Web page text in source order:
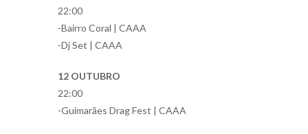
22:00
-Bairro Coral | CAAA
-Dj Set | CAAA
12 OUTUBRO
22:00
-Guimarães Drag Fest | CAAA